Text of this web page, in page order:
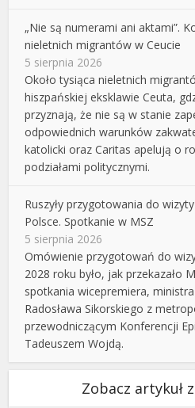
„Nie są numerami ani aktami”.
nieletnich migrantów w Ceucie
5 sierpnia 2026
Około tysiąca nieletnich
hiszpańskiej eksklawie Ceuta,
przyznają, że nie są w stanie
odpowiednich warunków
katolicki oraz Caritas apelują o
podziałami politycznymi.
Ruszyły przygotowania do
Polsce. Spotkanie w MSZ
5 sierpnia 2026
Omówienie przygotowań do
2028 roku było, jak przekazało
spotkania wicepremiera,
Radosława Sikorskiego z
przewodniczącym Konferencji
Tadeuszem Wojdą.
Zobacz artykuł